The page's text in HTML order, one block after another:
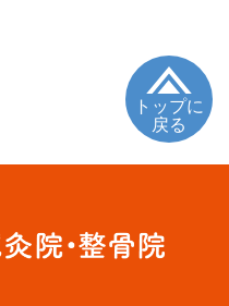
トップに
戻る